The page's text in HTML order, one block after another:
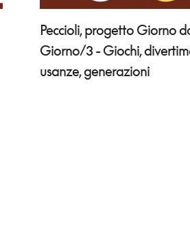
Peccioli, progetto Giorno
Giorno/3 - Giochi,
usanze, generazioni